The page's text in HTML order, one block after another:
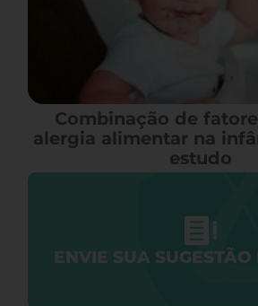
Combinação de
alergia alimentar na
estudo
ENVIE SUA